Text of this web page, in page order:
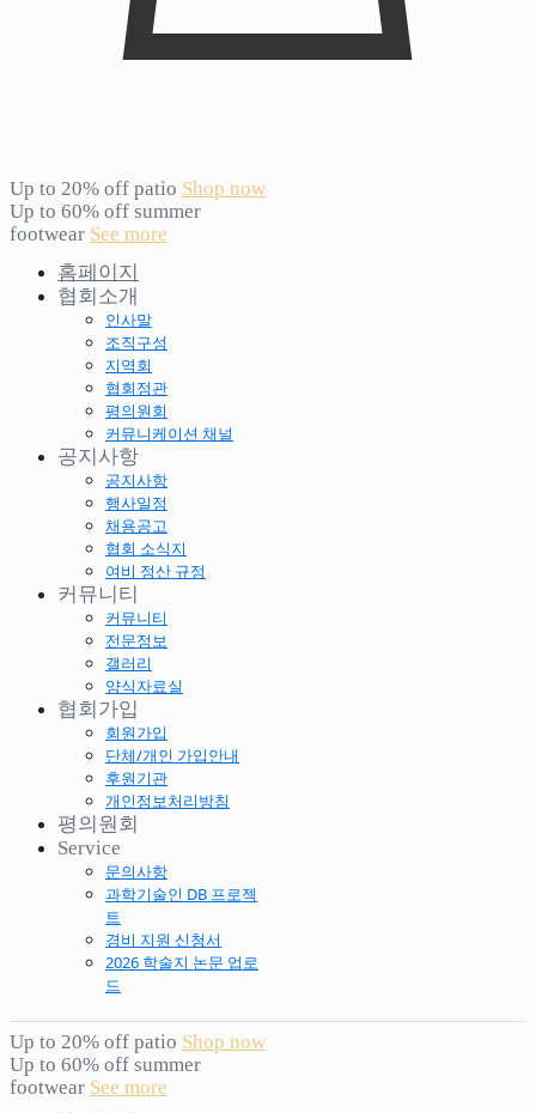
Up to 20% off patio Shop now
Up to 60% off summer
footwear See more
홈페이지
협회소개
인사말
조직구성
지역회
협회정관
평의원회
커뮤니케이션 채널
공지사항
공지사항
행사일정
채용공고
협회 소식지
여비 정산 규정
커뮤니티
커뮤니티
전문정보
갤러리
양식자료실
협회가입
회원가입
단체/개인 가입안내
후원기관
개인정보처리방침
평의원회
Service
문의사항
과학기술인 DB 프로젝
트
경비 지원 신청서
2026 학술지 논문 업로
드
Up to 20% off patio Shop now
Up to 60% off summer
footwear See more